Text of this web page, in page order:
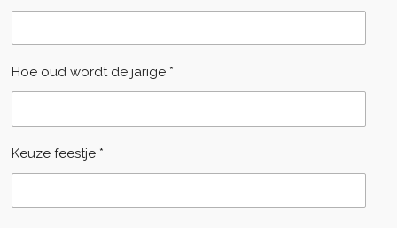
Hoe oud wordt de jarige *
Keuze feestje *